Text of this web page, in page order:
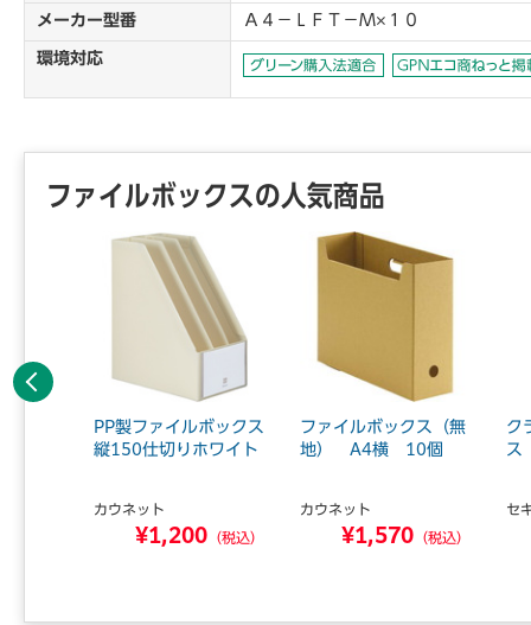
メーカー型番 Ａ４－ＬＦＴ－Ｍ×１０
環境対応
ファイルボックスの人気商品
PP製ファイルボックス
縦150仕切りホワイト
カウネット
¥1,200 （税込）
ファイルボックス（無
地） A4横 10個
カウネット
¥1,570 （税込）
ク
セ
前へ